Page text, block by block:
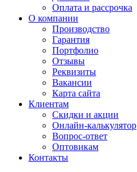
Оплата и рассрочка
О компании
Производство
Гарантия
Портфолио
Отзывы
Реквизиты
Вакансии
Карта сайта
Клиентам
Скидки и акции
Онлайн-калькулятор
Вопрос-ответ
Оптовикам
Контакты